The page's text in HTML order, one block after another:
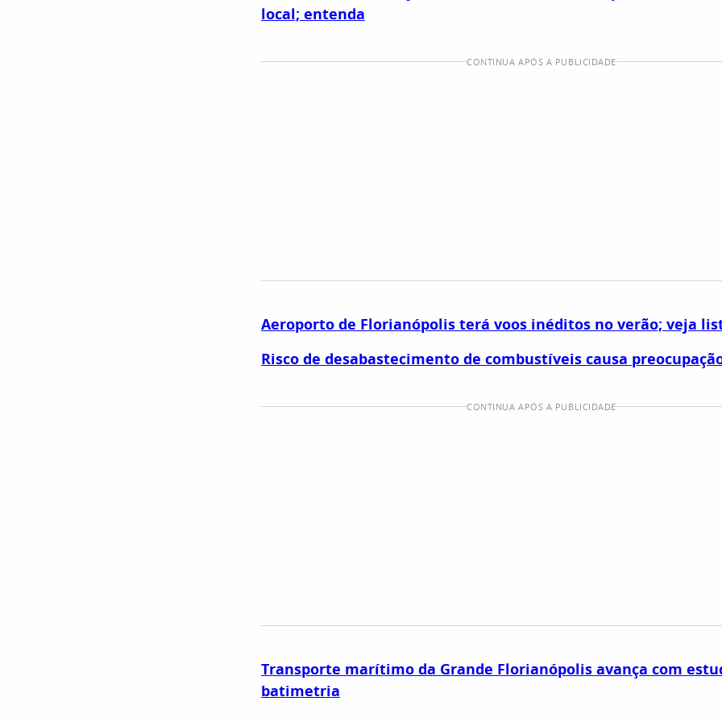
local; entenda
CONTINUA APÓS A PUBLICIDADE
Aeroporto de Florianópolis terá voos inéditos no verão; veja
Risco de desabastecimento de combustíveis causa
CONTINUA APÓS A PUBLICIDADE
Transporte marítimo da Grande Florianópolis avança com
batimetria